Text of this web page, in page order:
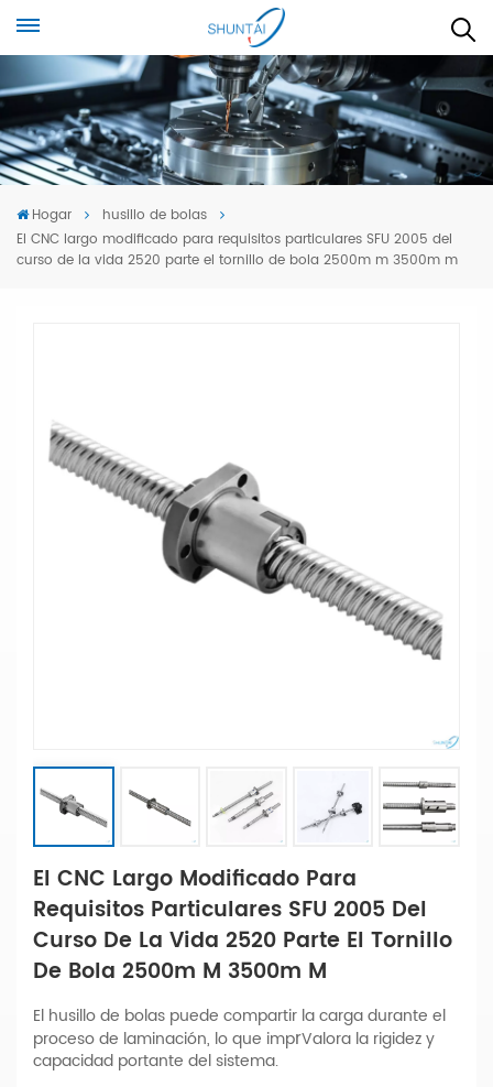
Hogar
husillo de bolas
El CNC largo modificado para requisitos particulares SFU 2005 del
curso de la vida 2520 parte el tornillo de bola 2500m m 3500m m
El CNC Largo Modificado Para
Requisitos Particulares SFU 2005 Del
Curso De La Vida 2520 Parte El Tornillo
De Bola 2500m M 3500m M
El husillo de bolas puede compartir la carga durante el
proceso de laminación, lo que imprValora la rigidez y
capacidad portante del sistema.